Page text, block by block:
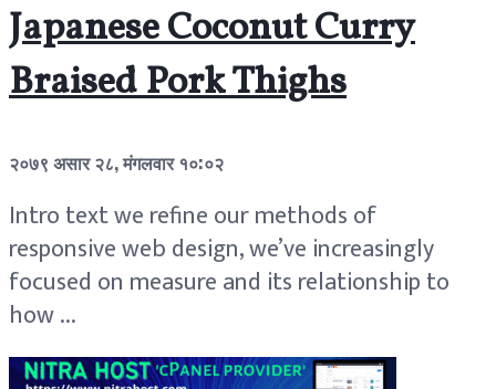
Japanese Coconut Curry
Braised Pork Thighs
२०७९ असार २८, मंगलवार १०:०२
Intro text we refine our methods of
responsive web design, we’ve increasingly
focused on measure and its relationship to
how ...